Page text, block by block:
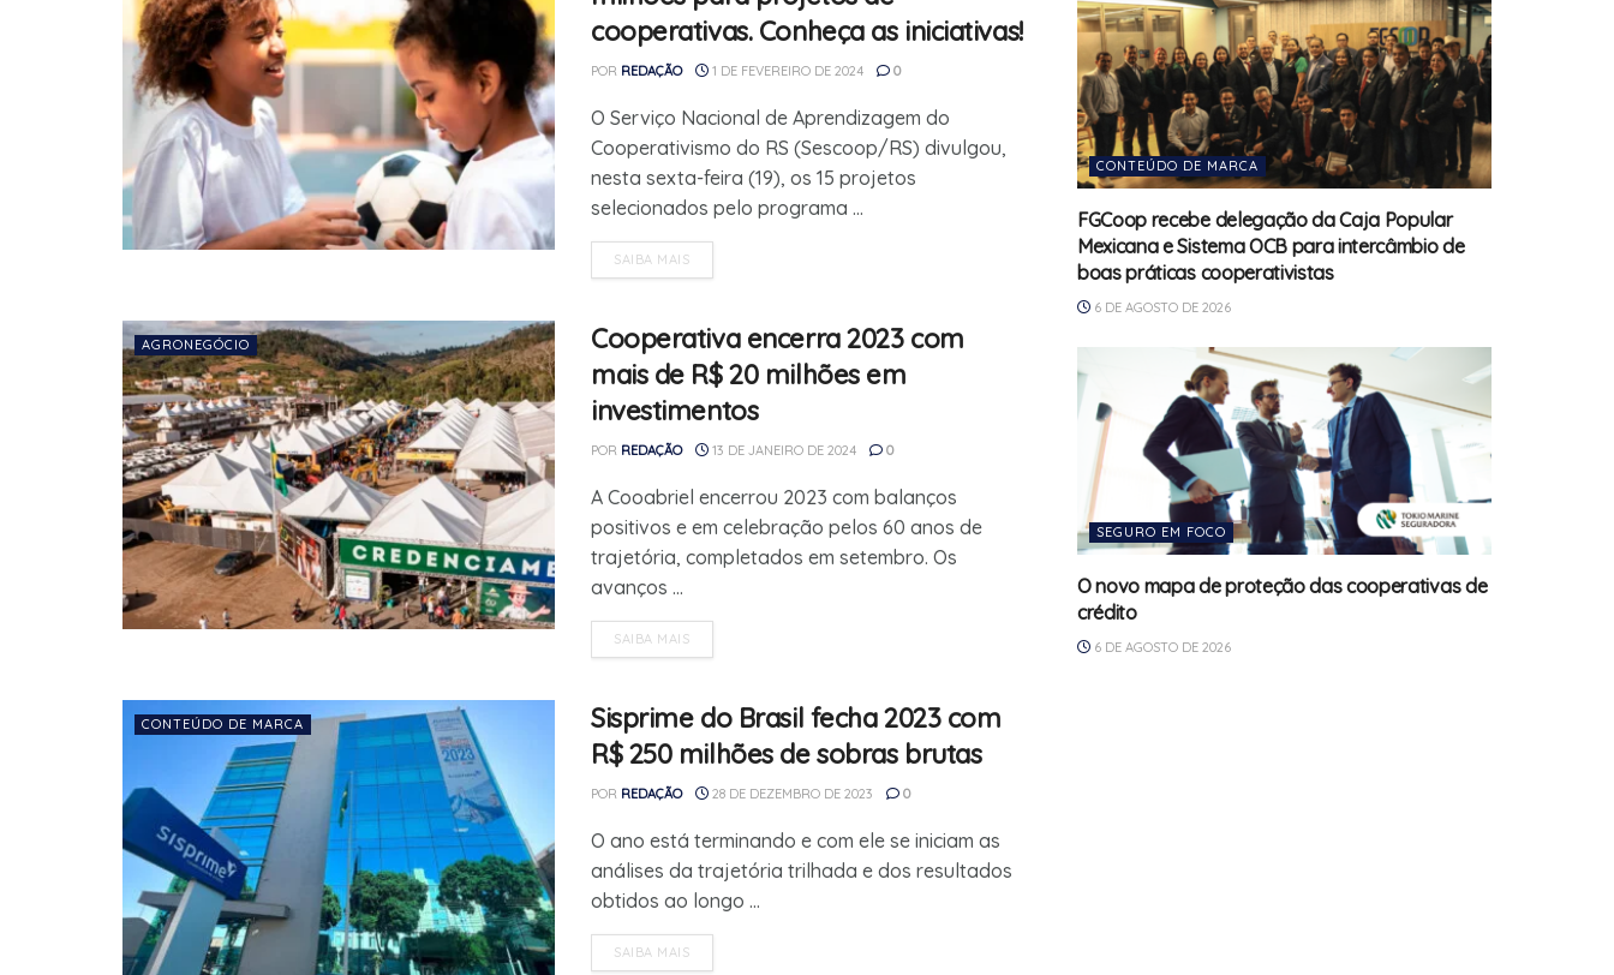
cooperativas. Conheça as iniciativas!
POR REDAÇÃO 1 DE FEVEREIRO DE 2024 0
O Serviço Nacional de Aprendizagem do
Cooperativismo do RS (Sescoop/RS) divulgou,
nesta sexta-feira (19), os 15 projetos
selecionados pelo programa ...
SAIBA MAIS
AGRONEGÓCIO
Cooperativa encerra 2023 com
mais de R$ 20 milhões em
investimentos
POR REDAÇÃO 13 DE JANEIRO DE 2024 0
A Cooabriel encerrou 2023 com balanços
positivos e em celebração pelos 60 anos de
trajetória, completados em setembro. Os
avanços ...
SAIBA MAIS
CONTEÚDO DE MARCA
Sisprime do Brasil fecha 2023 com
R$ 250 milhões de sobras brutas
POR REDAÇÃO 28 DE DEZEMBRO DE 2023 0
O ano está terminando e com ele se iniciam as
análises da trajetória trilhada e dos resultados
obtidos ao longo ...
SAIBA MAIS
CONTEÚDO DE MARCA
FGCoop recebe delegação da Caja Popular
Mexicana e Sistema OCB para intercâmbio de
boas práticas cooperativistas
6 DE AGOSTO DE 2026
SEGURO EM FOCO
O novo mapa de proteção das cooperativas de
crédito
6 DE AGOSTO DE 2026